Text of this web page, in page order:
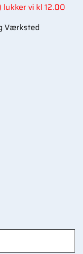
lukker vi kl 12.00
Værksted